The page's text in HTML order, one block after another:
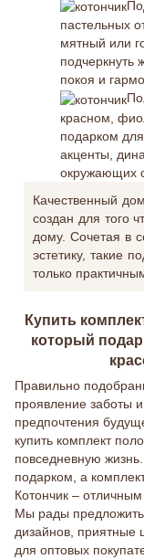
пастельных
мятный или
подчеркнуть
покоя и
красном,
подарком
акценты,
окружающих
Качественный
создан для того
дому. Сочетая в
эстетику, такие
только
Купить
который
Правильно
проявление заботы
предпочтения
купить комплект
повседневную
подарком, а
Котончик –
Мы рады
дизайнов, приятные
для оптовых